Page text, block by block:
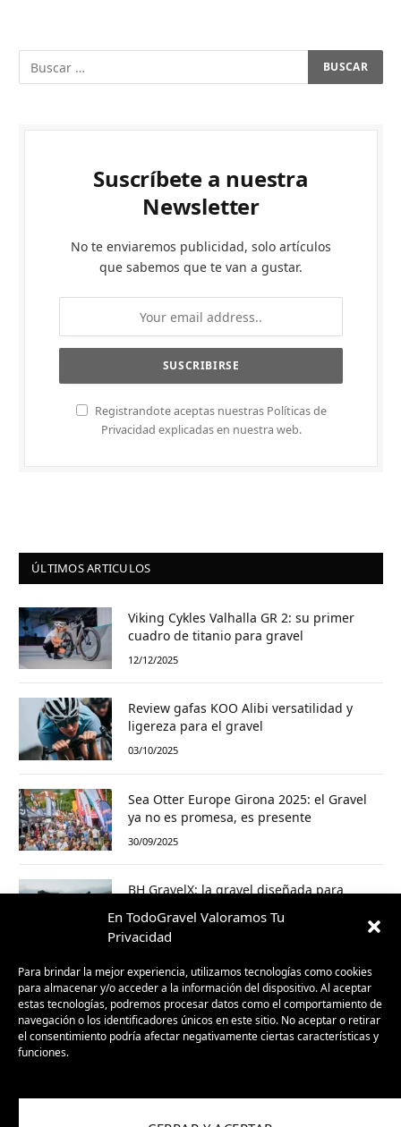
En TodoGravel Valoramos Tu
Privacidad
Para brindar la mejor experiencia, utilizamos tecnologías como cookies
para almacenar y/o acceder a la información del dispositivo. Al aceptar
estas tecnologías, podremos procesar datos como el comportamiento de
navegación o los identificadores únicos en este sitio. No aceptar o retirar
el consentimiento podría afectar negativamente ciertas características y
funciones.
Suscríbete a nuestra
Newsletter
No te enviaremos publicidad, solo artículos
que sabemos que te van a gustar.
Registrandote aceptas nuestras Políticas de
Privacidad explicadas en nuestra web.
ÚLTIMOS ARTICULOS
Viking Cykles Valhalla GR 2: su primer
cuadro de titanio para gravel
12/12/2025
Review gafas KOO Alibi versatilidad y
ligereza para el gravel
03/10/2025
Sea Otter Europe Girona 2025: el Gravel
ya no es promesa, es presente
30/09/2025
BH GravelX: la gravel diseñada para
23/09/2025